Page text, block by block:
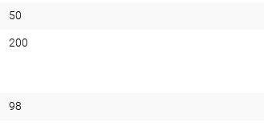
50
200
98